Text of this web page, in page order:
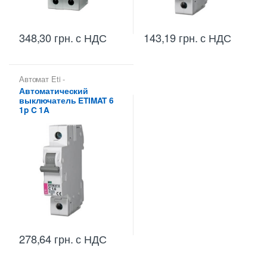
348,30 грн.с НДС 143,19 грн.с НДС
Автомат Eti -
Автоматические
выключатели Eti,
Автоматические
выключатели Etimat
Автоматические
выключатели Etimat 6 (6 kA)
Автоматический
выключатель ETIMAT 6
1p C 1A
278,64 грн.с НДС